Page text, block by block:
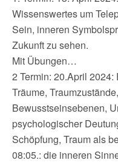
Wissenswertes um
Sein, inneren
Zukunft zu sehen.
Mit Übungen…
2 Termin: 20.April
Träume,
Bewusstseinsebenen,
psychologischer
Schöpfung, Traum als
08:05.: die inneren